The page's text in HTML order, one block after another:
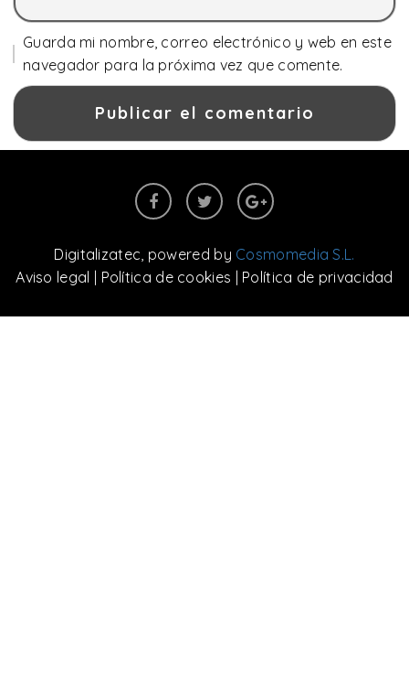
Guarda mi nombre, correo electrónico y web en este
navegador para la próxima vez que comente.
Digitalizatec , powered by Cosmomedia S.L.
Aviso legal | Política de cookies | Política de privacidad